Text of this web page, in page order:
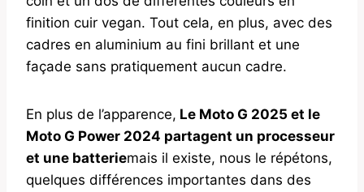
finition cuir vegan. Tout cela, en plus, avec des
cadres en aluminium au fini brillant et une
façade sans pratiquement aucun cadre.
En plus de l’apparence, Le Moto G 2025 et le
Moto G Power 2024 partagent un processeur
et une batteriemais il existe, nous le répétons,
quelques différences importantes dans des